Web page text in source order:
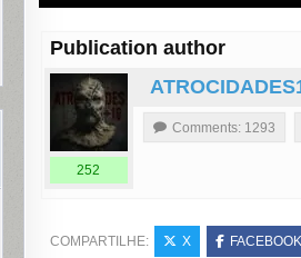
Publication author
252
Comments: 1293
COMPARTILHE: X FACEBOOK